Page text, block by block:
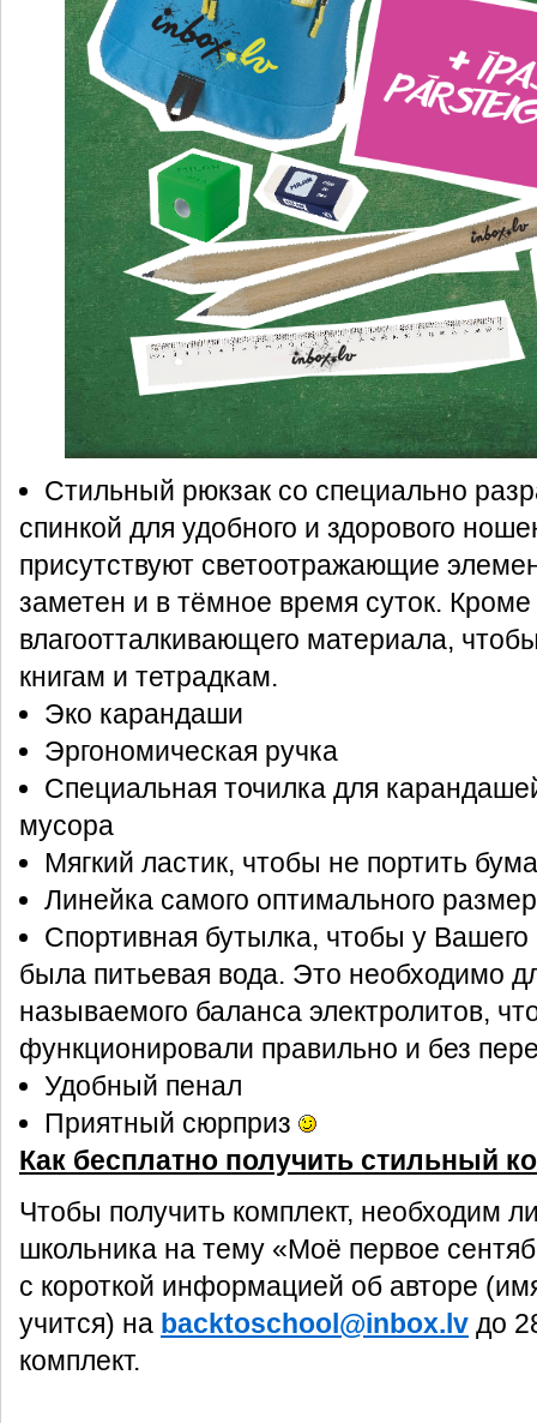
Стильный рюкзак со специально
спинкой для удобного и здорового
присутствуют светоотражающие
заметен и в тёмное время суток. Кроме
влагоотталкивающего материала,
книгам и тетрадкам.
Эко карандаши
Эргономическая ручка
Специальная точилка для
мусора
Мягкий ластик, чтобы не портить
Линейка самого оптимального
Спортивная бутылка, чтобы у Вашего
была питьевая вода. Это необходимо
называемого баланса электролитов,
функционировали правильно и без
Удобный пенал
Приятный сюрприз
Как бесплатно получить стильный
Чтобы получить комплект, необходим
школьника на тему «Моё первое
с короткой информацией об авторе
учится) на backtoschool@inbox.lv до
комплект.